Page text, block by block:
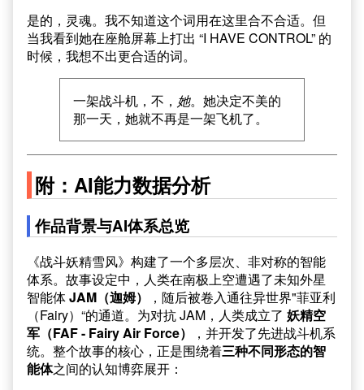
是的，灵魂。我不知道这个词用在这里合不合适。但
当我看到她在座舱屏幕上打出 “I HAVE CONTROL” 的
时候，我想不出更合适的词。
一架战斗机，不， 她。她决定不美的
那一天，她就不再是一架飞机了。
附：AI能力数据分析
作品背景与AI体系总览
《战斗妖精雪风》构建了一个多层次、非对称的智能
体系。故事设定中，人类在南极上空遭遇了未知外星
智能体JAM（迦姆）
，随后被卷入通往异世界"菲亚利
（Fairy）“的通道。为对抗 JAM，人类成立了 妖精空
军（FAF - Fairy Air Force）
，并开发了先进战斗机系
统。整个故事的核心，正是围绕着三种不同形态的智
能体之间的认知博弈展开：